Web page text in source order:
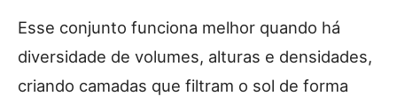
Esse conjunto funciona melhor quando há
diversidade de volumes, alturas e densidades,
criando camadas que filtram o sol de forma